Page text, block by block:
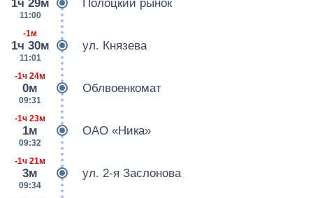
1ч 29м
11:00
Полоцкий рынок
-1м
1ч 30м
11:01
ул. Князева
-1ч 24м
0м
09:31
Облвоенкомат
-1ч 23м
1м
09:32
ОАО «Ника»
-1ч 21м
3м
09:34
ул. 2-я Заслонова